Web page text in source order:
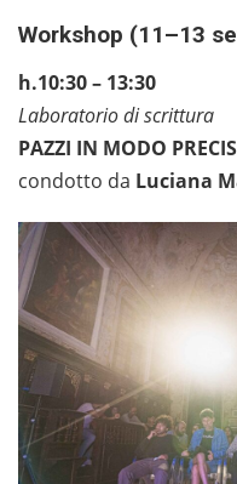
Workshop (11–13
h.10:30 – 13:30
Laboratorio di scrittura
PAZZI IN MODO
condotto da Luciana